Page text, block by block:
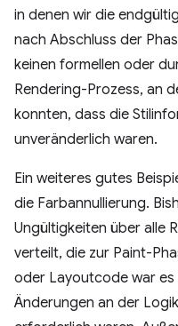
in denen wir die
nach Abschluss der
keinen formellen oder
Rendering-Prozess, an
konnten, dass die
unveränderlich waren.
Ein weiteres gutes
die Farbannullierung.
Ungültigkeiten über alle
verteilt, die zur Paint-
oder Layoutcode war es
Änderungen an der